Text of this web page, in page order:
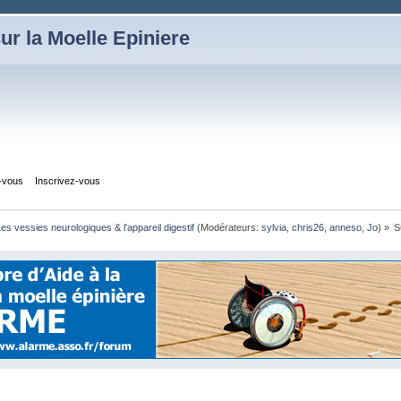
la Moelle Epiniere
vous Inscrivez-vous
vessies neurologiques & l'appareil digestif(Modérateurs: sylvia, chris26, anneso, Jo) »